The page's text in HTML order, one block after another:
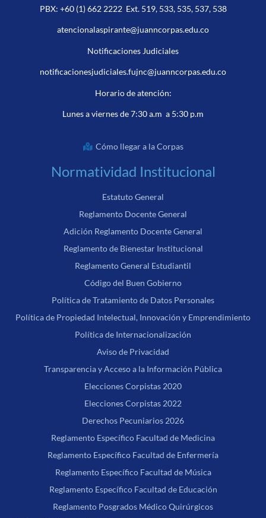
PBX: +60 (1) 662 2222Ext. 519, 533, 535, 537, 538
atencionalaspirante@juanncorpas.edu.co
Notificaciones Judiciales
notificacionesjudiciales.fujnc@juanncorpas.edu.co
Horario de atención:
Lunes a viernes de 7:30 a.m a 5:30 p.m
Cómo llegar a la Corpas
Normatividad Institucional
Estatuto General
Reglamento Docente General
Adición Reglamento Docente General
Reglamento de Bienestar Institucional
Reglamento General Estudiantil
Código del Buen Gobierno
Política de Tratamiento de Datos Personales
Política de Propiedad Intelectual, Innovación y Emprendimiento
Política de Internacionalización
Aviso de Privacidad
Transparencia y Acceso a la Información Pública
Elecciones Corpistas 2020
Elecciones Corpistas 2022
Derechos Pecuniarios 2026
Reglamento Específico Facultad de Medicina
Reglamento Específico Facultad de Enfermería
Reglamento Específico Facultad de Música
Reglamento Específico Facultad de Educación
Reglamento Posgrados Médico Quirúrgicos